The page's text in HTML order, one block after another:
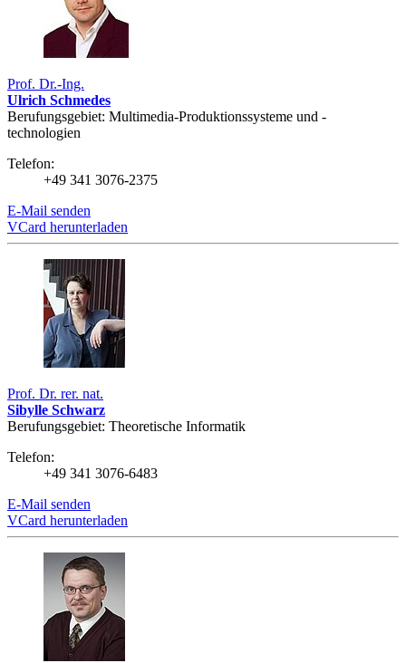
Prof. Dr.-Ing.
Ulrich Schmedes
Berufungsgebiet: Multimedia-­Produktions­systeme und -
technologien
Telefon:
+49 341 3076-2375
E-Mail senden
VCard herunterladen
Prof. Dr. rer. nat.
Sibylle Schwarz
Berufungsgebiet: Theoretische Informatik
Telefon:
+49 341 3076-6483
E-Mail senden
VCard herunterladen